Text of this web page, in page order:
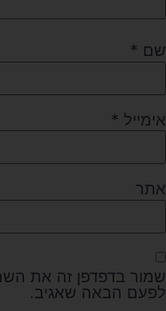
שם *
אימייל *
אתר
שמור בדפדפן זה את
לפעם הבאה שאגיב.